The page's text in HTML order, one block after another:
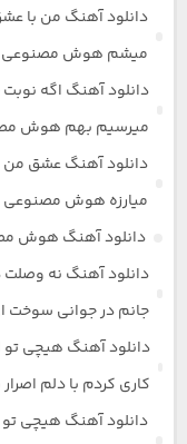
دانلود آهنگ من با
میشم هوش مصنوعی
دانلود آهنگ اگه نوبت
میرسیم بهم هوش
دانلود آهنگ عشق
میارزه هوش مصنوعی
دانلود آهنگ هوش
دانلود آهنگ نه
جانم در جوانی سوخت
دانلود آهنگ هیچی تو
کاری کردم با دلم
دانلود آهنگ هیچی